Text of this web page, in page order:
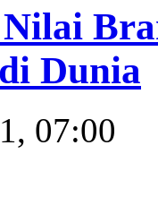
Dunia
07:00